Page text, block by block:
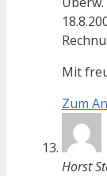
Mit
Zum
Horst